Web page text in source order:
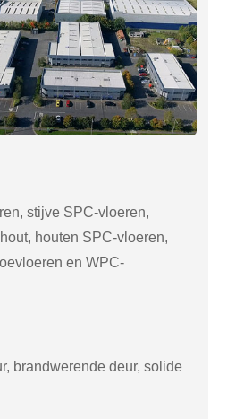
stijve SPC-vloeren,
houten SPC-vloeren,
en WPC-
brandwerende deur, solide